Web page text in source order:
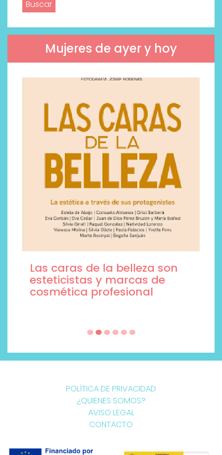
Mujeres de ayer y hoy
Las caras de la belleza son
esteticistas y marcas de
cosmética profesional
POLÍTICA DE PRIVACIDAD
¿QUIENES SOMOS?
AVISO LEGAL
CONTACTO